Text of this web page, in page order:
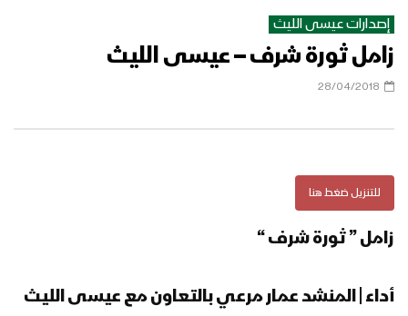
زامل بكيل – عيسى الليث
زامل حي جند الله | عيسى الليث
إصدارات عيسى الليث
زامل ثورة شرف – عيسى الليث
28/04/2018
للتنزيل ضغط هنا
زامل ” ثورة شرف “
أداء | المنشد عمار مرعي بالتعاون مع عيسى الليث